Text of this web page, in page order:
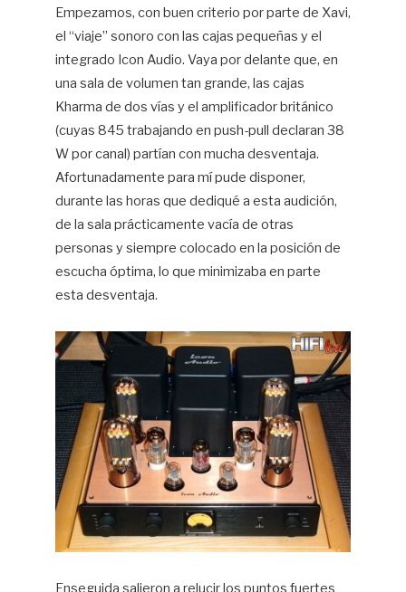
Empezamos, con buen criterio por parte de Xavi,
el “viaje” sonoro con las cajas pequeñas y el
integrado Icon Audio. Vaya por delante que, en
una sala de volumen tan grande, las cajas
Kharma de dos vías y el amplificador británico
(cuyas 845 trabajando en push-pull declaran 38
W por canal) partían con mucha desventaja.
Afortunadamente para mí pude disponer,
durante las horas que dediqué a esta audición,
de la sala prácticamente vacía de otras
personas y siempre colocado en la posición de
escucha óptima, lo que minimizaba en parte
esta desventaja.
Enseguida salieron a relucir los puntos fuertes